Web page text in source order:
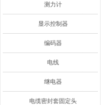
测力计
显示控制器
编码器
电线
继电器
电缆密封套固定头